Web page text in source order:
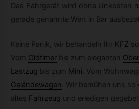
Das Fahrgerät wird ohne Unkosten
gerade genannte Wert in Bar
Keine Panik, wir behandeln Ihr KFZ
Vom Oldtimer bis zum eleganten
Lastzug bis zum Mini. Vom
Geländewagen. Wir bemühen uns
altes Fahrzeug und erledigen